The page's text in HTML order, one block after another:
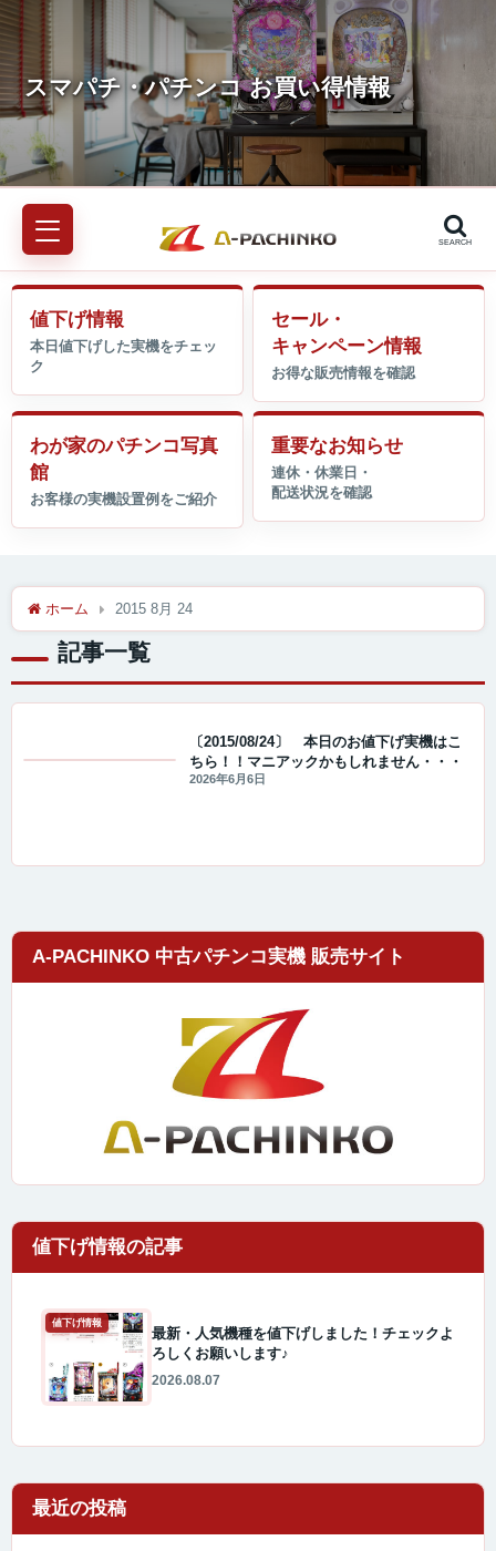
SEARCH
値下げ情報
セール・
キャンペーン情報
わが家のパチンコ写真
館
重要なお知らせ
ホーム 2015 8月 24
記事一覧
〔2015/08/24〕 本日のお値下げ実機はこ
ちら！！マニアックかもしれません・・・
2026年6月6日
A-PACHINKO 中古パチンコ実機 販売サイト
値下げ情報
最新・人気機種を値下げしました！チェックよ
ろしくお願いします♪
2026.08.07
最近の投稿